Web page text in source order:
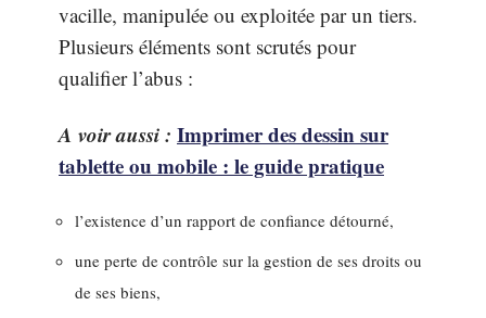
vacille, manipulée ou exploitée par un tiers.
Plusieurs éléments sont scrutés pour
qualifier l’abus :
A voir aussi : Imprimer des dessin sur
tablette ou mobile : le guide pratique
l’existence d’un rapport de confiance détourné,
une perte de contrôle sur la gestion de ses droits ou
de ses biens,